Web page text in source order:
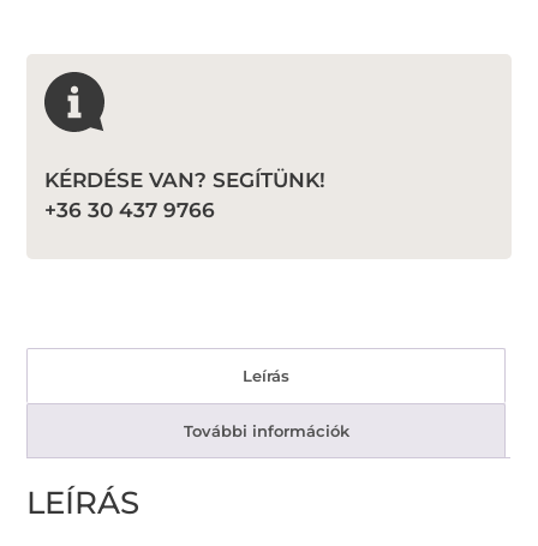
KÉRDÉSE VAN? SEGÍTÜNK!
+36 30 437 9766
Leírás
További információk
LEÍRÁS